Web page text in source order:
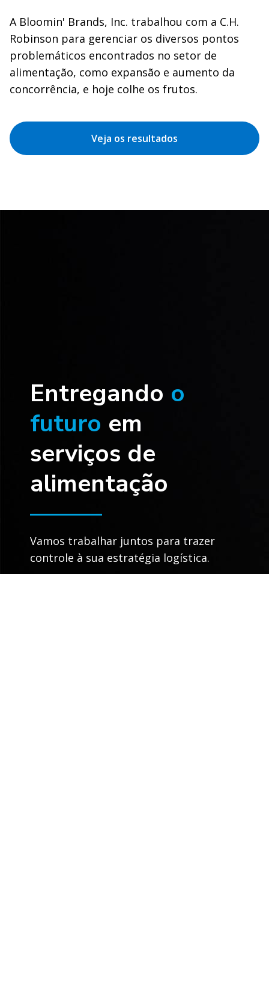
A Bloomin' Brands, Inc. trabalhou com a C.H.
Robinson para gerenciar os diversos pontos
problemáticos encontrados no setor de
alimentação, como expansão e aumento da
concorrência, e hoje colhe os frutos.
Veja os resultados
Entregando o
futuro em
serviços de
alimentação
Vamos trabalhar juntos para trazer
controle à sua estratégia logística.